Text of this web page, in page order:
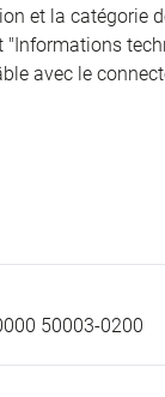
et la
"Informations
avec le
50003-0200